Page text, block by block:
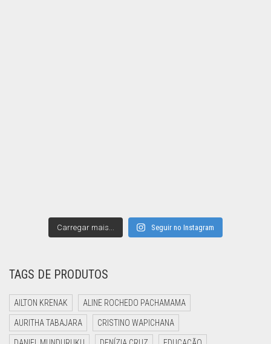
Carregar mais... Seguir no Instagram
TAGS DE PRODUTOS
AILTON KRENAK ALINE ROCHEDO PACHAMAMA
AURITHA TABAJARA CRISTINO WAPICHANA